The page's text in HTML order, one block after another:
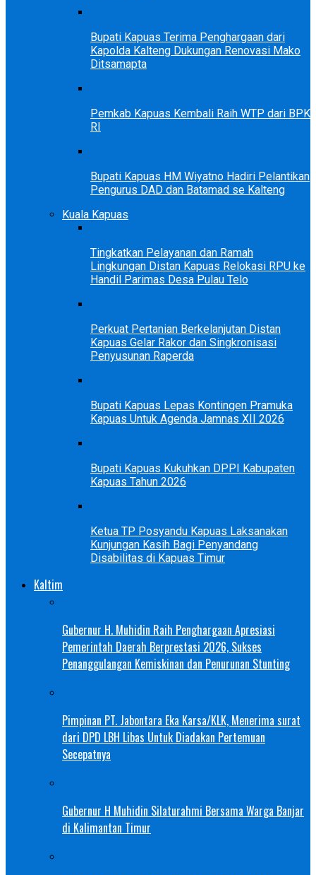
Bupati Kapuas Terima Penghargaan dari
Kapolda Kalteng Dukungan Renovasi Mako
Ditsamapta
Pemkab Kapuas Kembali Raih WTP dari BPK
RI
Bupati Kapuas HM Wiyatno Hadiri Pelantikan
Pengurus DAD dan Batamad se Kalteng
Kuala Kapuas
Tingkatkan Pelayanan dan Ramah
Lingkungan Distan Kapuas Relokasi RPU ke
Handil Parimas Desa Pulau Telo
Perkuat Pertanian Berkelanjutan Distan
Kapuas Gelar Rakor dan Singkronisasi
Penyusunan Raperda
Bupati Kapuas Lepas Kontingen Pramuka
Kapuas Untuk Agenda Jamnas XII 2026
Bupati Kapuas Kukuhkan DPPI Kabupaten
Kapuas Tahun 2026
Ketua TP Posyandu Kapuas Laksanakan
Kunjungan Kasih Bagi Penyandang
Disabilitas di Kapuas Timur
Kaltim
Gubernur H. Muhidin Raih Penghargaan Apresiasi
Pemerintah Daerah Berprestasi 2026, Sukses
Penanggulangan Kemiskinan dan Penurunan Stunting
Pimpinan PT. Jabontara Eka Karsa/KLK, Menerima surat
dari DPD LBH Libas Untuk Diadakan Pertemuan
Secepatnya
Gubernur H Muhidin Silaturahmi Bersama Warga Banjar
di Kalimantan Timur